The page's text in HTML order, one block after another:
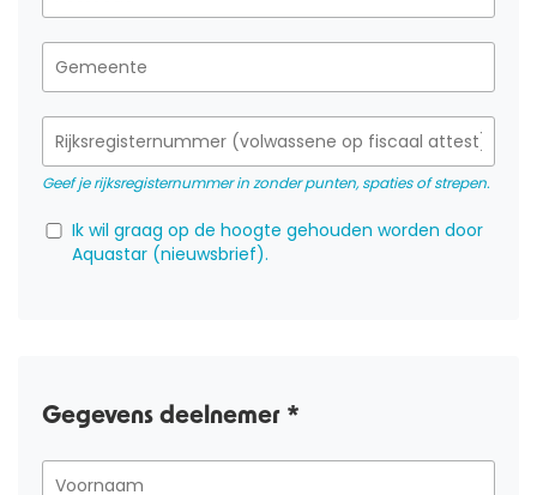
Geef je rijksregisternummer in zonder punten, spaties of strepen.
Ik wil graag op de hoogte gehouden worden door
Aquastar (nieuwsbrief).
Gegevens deelnemer *